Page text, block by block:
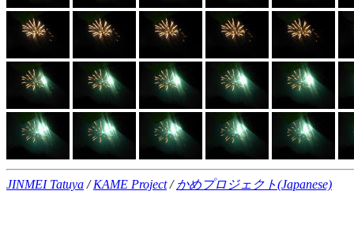
JINMEI Tatuya /KAME Project/ かめプロジェクト(Japanese)